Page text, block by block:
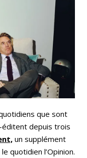
que sont
éditent depuis trois
un supplément
quotidien l’Opinion.